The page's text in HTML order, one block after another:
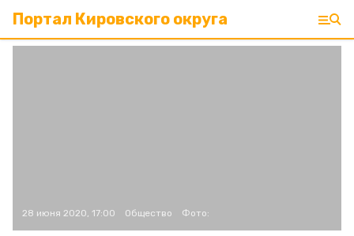
Портал Кировского округа
28 июня 2020, 17:00 Общество Фото: